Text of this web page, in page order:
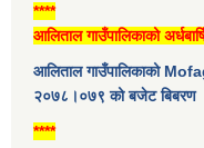
****
आलिताल गाउँपालिकाको
आलिताल गाउँपालिकाको
२०७८।०७९ को बजेट बिबरण
****